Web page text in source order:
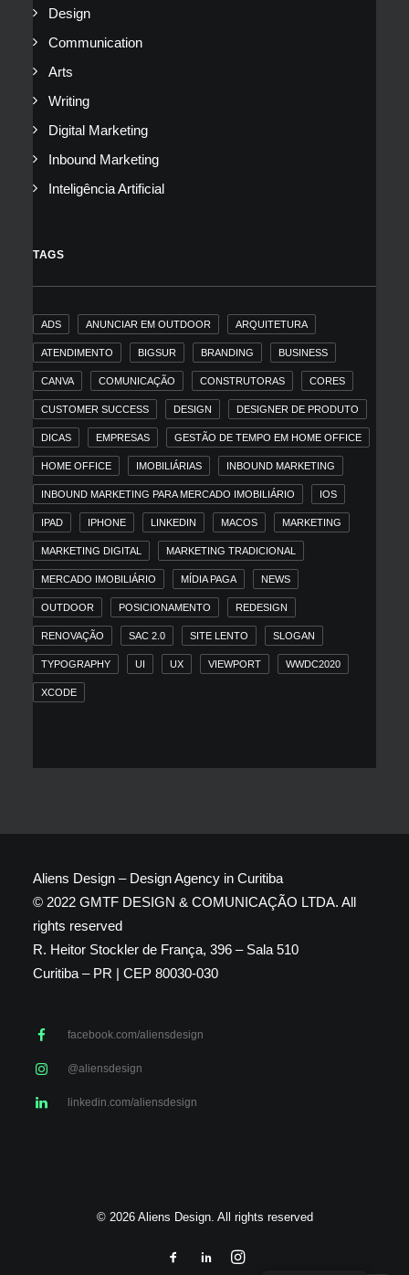
Design
Communication
Arts
Writing
Digital Marketing
Inbound Marketing
Inteligência Artificial
TAGS
ADS ANUNCIAR EM OUTDOOR ARQUITETURA
ATENDIMENTO BIGSUR BRANDING BUSINESS
CANVA COMUNICAÇÃO CONSTRUTORAS CORES
CUSTOMER SUCCESS DESIGN DESIGNER DE PRODUTO
DICAS EMPRESAS GESTÃO DE TEMPO EM HOME OFFICE
HOME OFFICE IMOBILIÁRIAS INBOUND MARKETING
INBOUND MARKETING PARA MERCADO IMOBILIÁRIO IOS
IPAD IPHONE LINKEDIN MACOS MARKETING
MARKETING DIGITAL MARKETING TRADICIONAL
MERCADO IMOBILIÁRIO MÍDIA PAGA NEWS
OUTDOOR POSICIONAMENTO REDESIGN
RENOVAÇÃO SAC 2.0 SITE LENTO SLOGAN
TYPOGRAPHY UI UX VIEWPORT WWDC2020
XCODE
Aliens Design – Design Agency in Curitiba
© 2022 GMTF DESIGN & COMUNICAÇÃO LTDA. All
rights reserved
R. Heitor Stockler de França, 396 – Sala 510
Curitiba – PR | CEP 80030-030
facebook.com/aliensdesign
@aliensdesign
linkedin.com/aliensdesign
© 2026 Aliens Design. All rights reserved